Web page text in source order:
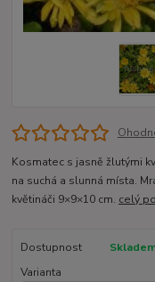
Kosmatec s jasně žlutými
na suchá a slunná místa.
květináči 9×9×10 cm. celý
Dostupnost
Varianta